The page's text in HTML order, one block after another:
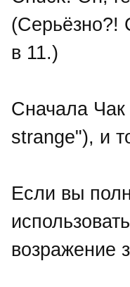
(Серьёзно?!
в 11.)
Сначала
strange"), и
Если вы
возражение